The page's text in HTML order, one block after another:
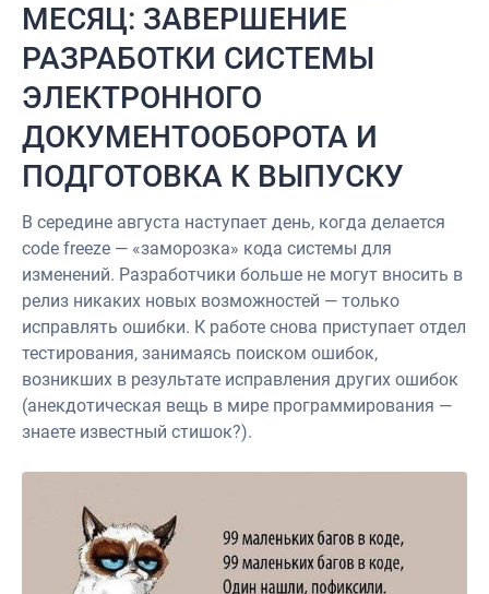
МЕСЯЦ: ЗАВЕРШЕНИЕ
РАЗРАБОТКИ СИСТЕМЫ
ЭЛЕКТРОННОГО
ДОКУМЕНТООБОРОТА И
ПОДГОТОВКА К ВЫПУСКУ
В середине августа наступает день, когда делается
code freeze — «заморозка» кода системы для
изменений. Разработчики больше не могут вносить в
релиз никаких новых возможностей — только
исправлять ошибки. К работе снова приступает отдел
тестирования, занимаясь поиском ошибок,
возникших в результате исправления других ошибок
(анекдотическая вещь в мире программирования —
знаете известный стишок?).